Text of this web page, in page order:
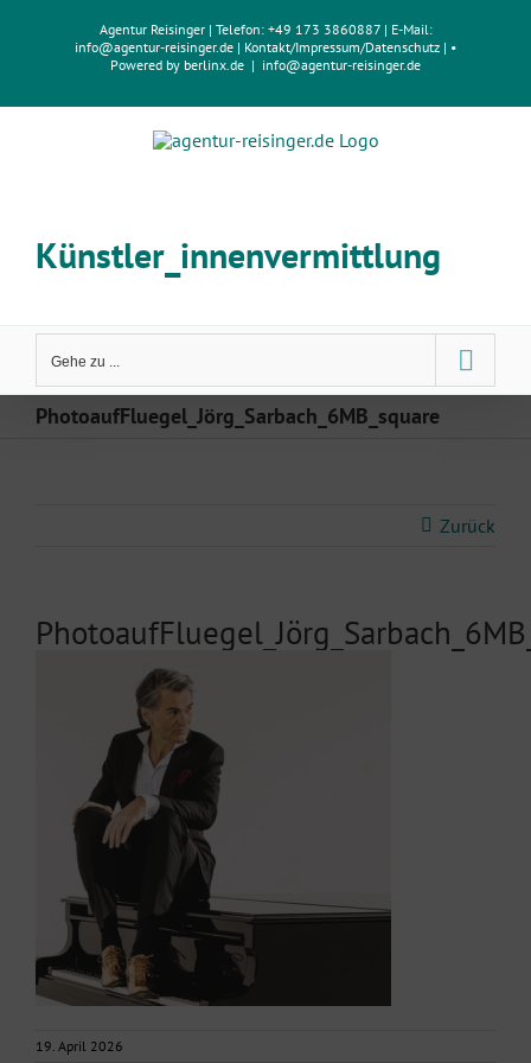
Agentur Reisinger| Telefon: +49 173 3860887 | E-Mail:
info@agentur-reisinger.de | Kontakt/Impressum/Datenschutz | •
Powered by berlinx.de | info@agentur-reisinger.de
Künstler_innenvermittlung
Gehe zu ...
PhotoaufFluegel_Jörg_Sarbach_6MB_square
Zurück
19. April 2026